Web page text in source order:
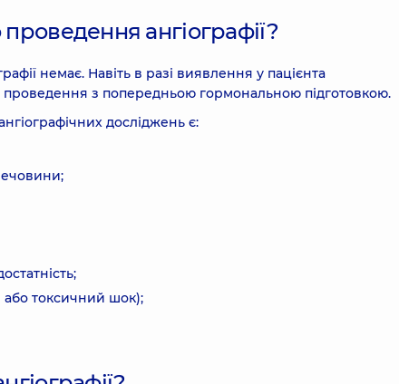
ангіографії?
немає. Навіть в разі виявлення у пацієнта
з попередньою гормональною підготовкою.
досліджень є:
або токсичний шок);